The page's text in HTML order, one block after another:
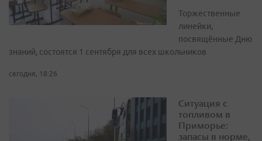
Торжественные
линейки,
посвящённые Дню
знаний, состоятся 1 сентября для всех школьников
сегодня, 18:26
Ситуация с
топливом в
Приморье:
запасы в норме,